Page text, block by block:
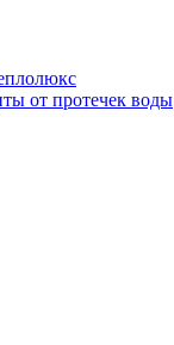
от протечек воды